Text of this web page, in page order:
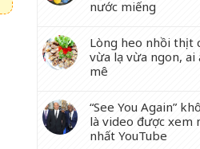
nước miếng
Lòng heo nhồi thịt
vừa lạ vừa ngon, ai
mê
“See You Again”
là video được xem
nhất YouTube